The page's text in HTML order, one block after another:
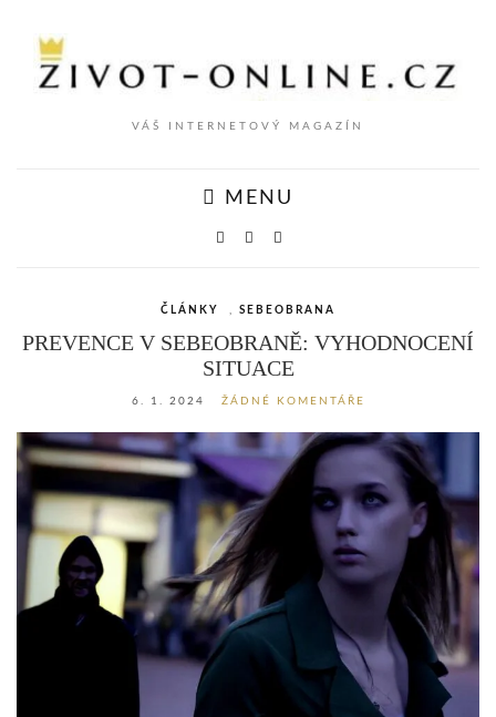
VÁŠ INTERNETOVÝ MAGAZÍN
MENU
ČLÁNKY SEBEOBRANA
PREVENCE V SEBEOBRANĚ: VYHODNOCENÍ
SITUACE
6. 1. 2024 ŽÁDNÉ KOMENTÁŘE